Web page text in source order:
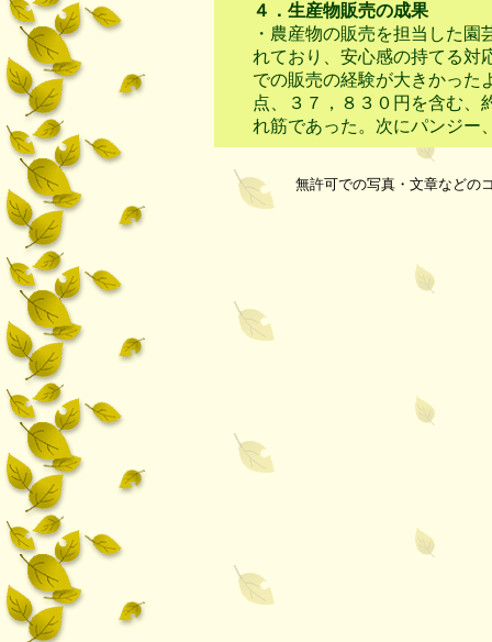
４．生産物販売の成果
・農産物の販売を担当した
れており、安心感の持てる対
での販売の経験が大きかっ
点、３７，８３０円を含む、
れ筋であった。次にパンジー
無許可での写真・文章などの